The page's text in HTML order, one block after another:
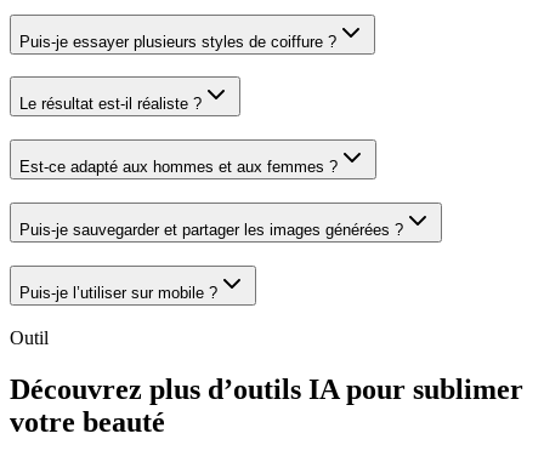
Puis-je essayer plusieurs styles de coiffure ?
Le résultat est-il réaliste ?
Est-ce adapté aux hommes et aux femmes ?
Puis-je sauvegarder et partager les images générées ?
Puis-je l’utiliser sur mobile ?
Outil
Découvrez plus d’outils IA pour sublimer
votre beauté